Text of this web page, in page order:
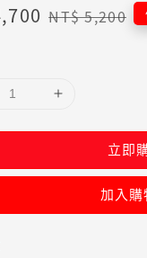
Regular
NT$ 5,200
立即
加入購